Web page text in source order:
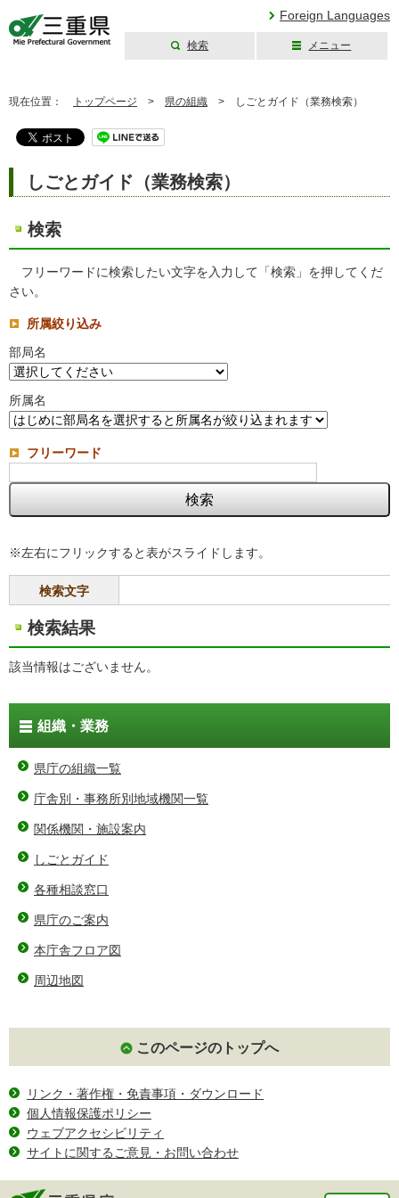
Foreign Languages
検索 メニュー
現在位置： トップページ > 県の組織 > しごとガイド（業務検索）
しごとガイド（業務検索）
検索
フリーワードに検索したい文字を入力して「検索」を押してくだ
さい。
所属絞り込み
部局名
所属名
フリーワード
※左右にフリックすると表がスライドします。
検索文字
検索結果
該当情報はございません。
組織・業務
県庁の組織一覧
庁舎別・事務所別地域機関一覧
関係機関・施設案内
しごとガイド
各種相談窓口
県庁のご案内
本庁舎フロア図
周辺地図
このページのトップへ
リンク・著作権・免責事項・ダウンロード
個人情報保護ポリシー
ウェブアクセシビリティ
サイトに関するご意見・お問い合わせ